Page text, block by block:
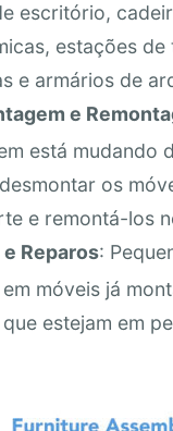
escritório,
estações de
e armários de
e
está mudando
os
e remontá-los
Reparos:
móveis já
estejam em